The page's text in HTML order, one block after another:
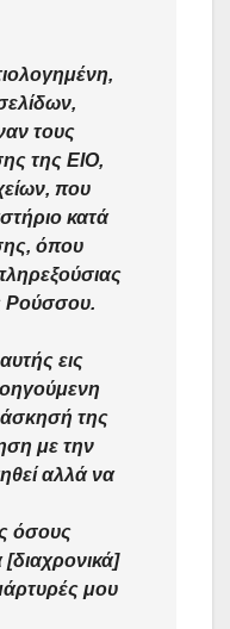
τους
της ΕΙΟ,
που
κατά
όπου
Ρούσσου.
εις
άσκησή της
με την
αλλά να
όσους
[διαχρονικά]
μου